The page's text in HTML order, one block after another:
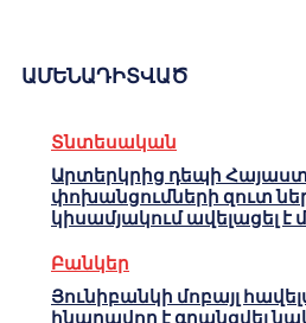
ԱՄԵՆԱԴԻՏՎԱԾ
Տնտեսական
Արտերկրից դեպի
փոխանցումների զուտ
կիսամյակում ավելացել է
Բանկեր
Յունիբանկի մոբայլ
հնարավոր է գրանցվել